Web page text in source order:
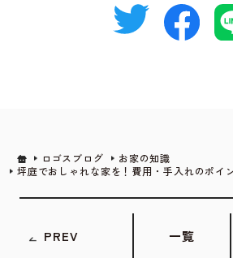
PREV 一覧
ロゴスブログ
お家の知識
坪庭でおしゃれな家を！費用・手入れのポイ
詳しく